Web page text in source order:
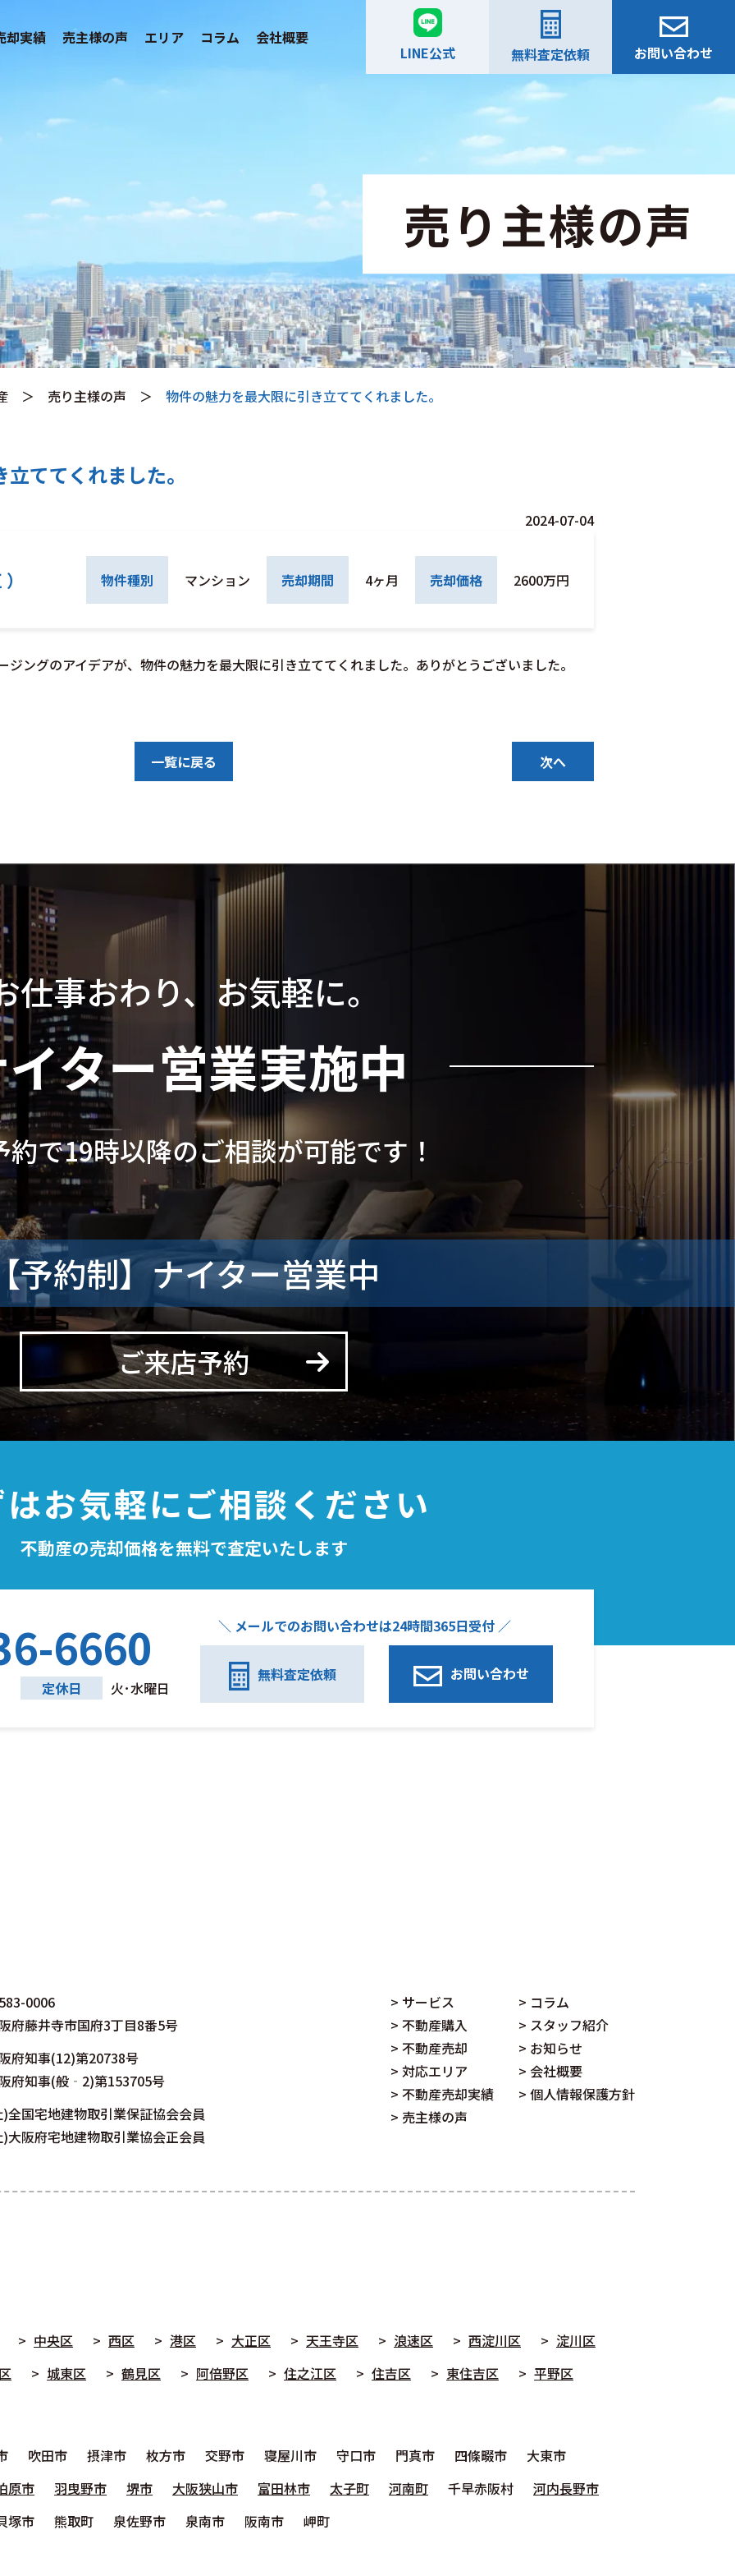
却実績 売主様の声 エリア コラム 会社概要
LINE公式 無料査定依頼 お問い合わせ
売り主様の声
＞ 売り主様の声 ＞ 物件の魅力を最大限に引き立ててくれました。
ててくれました。
2024-07-04
物件種別 マンション 売却期間 4ヶ月 売却価格 2600万円
ングのアイデアが、物件の魅力を最大限に引き立ててくれました。ありがとうございました。
一覧に戻る 次へ
仕事おわり、お気軽に。
ター営業実施中
約で19時以降のご相談が可能です！
予約制】ナイター営業中
ご来店予約
お気軽にご相談ください
不動産の売却価格を無料で査定いたします
6660
定休日 火･水曜日
＼ メールでのお問い合わせは24時間365日受付 ／
無料査定依頼 お問い合わせ
0006
府藤井寺市国府3丁目8番5号
府知事(12)第20738号
府知事(般‐2)第153705号
全国宅地建物取引業保証協会会員
大阪府宅地建物取引業協会正会員
> サービス
> 不動産購入
> 不動産売却
> 対応エリア
> 不動産売却実績
> 売主様の声
> コラム
> スタッフ紹介
> お知らせ
> 会社概要
> 個人情報保護方針
中央区 西区 港区 大正区 天王寺区 浪速区 西淀川区
淀川区
城東区 鶴見区 阿倍野区 住之江区 住吉区 東住吉区 平野区
吹田市 摂津市 枚方市 交野市 寝屋川市 守口市 門真市 四條畷市
大東市
原市
羽曳野市 堺市 大阪狭山市 富田林市 太子町 河南町 千早赤阪村
河内長野市
塚市
熊取町 泉佐野市 泉南市 阪南市 岬町